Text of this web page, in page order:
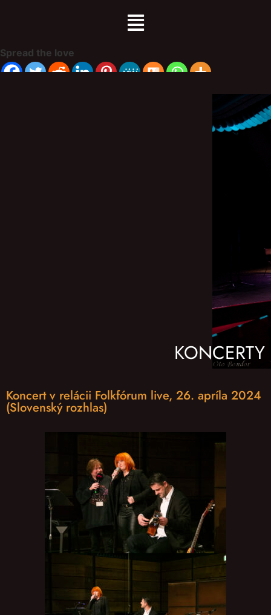
Spread the love
KONCERTY
Koncert v relácii Folkfórum live, 26. apríla 2024
(Slovenský rozhlas)